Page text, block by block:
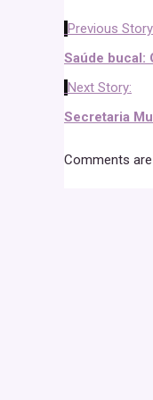
Previous
Saúde bucal:
Next Story:
Secretaria
Comments